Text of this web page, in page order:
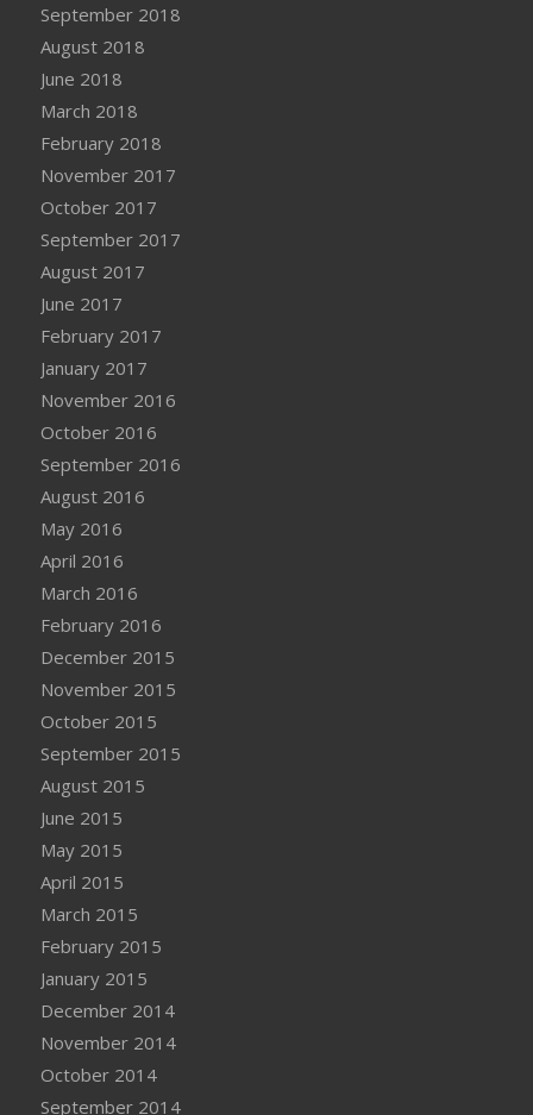
September 2018
August 2018
June 2018
March 2018
February 2018
November 2017
October 2017
September 2017
August 2017
June 2017
February 2017
January 2017
November 2016
October 2016
September 2016
August 2016
May 2016
April 2016
March 2016
February 2016
December 2015
November 2015
October 2015
September 2015
August 2015
June 2015
May 2015
April 2015
March 2015
February 2015
January 2015
December 2014
November 2014
October 2014
September 2014